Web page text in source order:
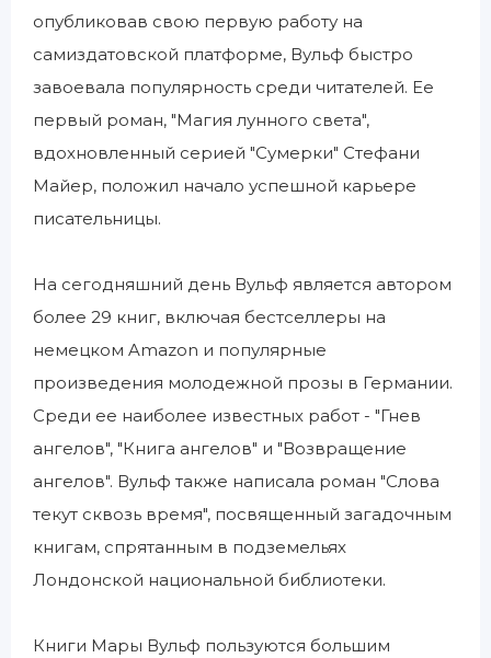
опубликовав свою первую работу на
самиздатовской платформе, Вульф быстро
завоевала популярность среди читателей. Ее
первый роман, "Магия лунного света",
вдохновленный серией "Сумерки" Стефани
Майер, положил начало успешной карьере
писательницы.
На сегодняшний день Вульф является автором
более 29 книг, включая бестселлеры на
немецком Amazon и популярные
произведения молодежной прозы в Германии.
Среди ее наиболее известных работ - "Гнев
ангелов", "Книга ангелов" и "Возвращение
ангелов". Вульф также написала роман "Слова
текут сквозь время", посвященный загадочным
книгам, спрятанным в подземельях
Лондонской национальной библиотеки.
Книги Мары Вульф пользуются большим